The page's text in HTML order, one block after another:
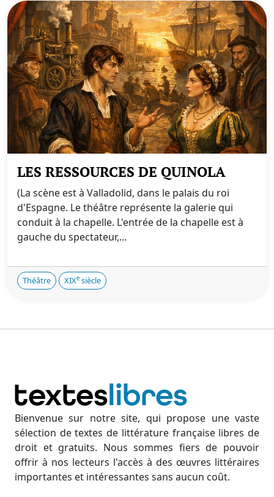
LES RESSOURCES DE QUINOLA
(La scène est à Valladolid, dans le palais du roi
d'Espagne. Le théâtre représente la galerie qui
conduit à la chapelle. L'entrée de la chapelle est à
gauche du spectateur,...
Théâtre XIXe siècle
Bienvenue sur notre site, qui propose une vaste
sélection de textes de littérature française libres de
droit et gratuits. Nous sommes fiers de pouvoir
offrir à nos lecteurs l'accès à des œuvres littéraires
importantes et intéressantes sans aucun coût.